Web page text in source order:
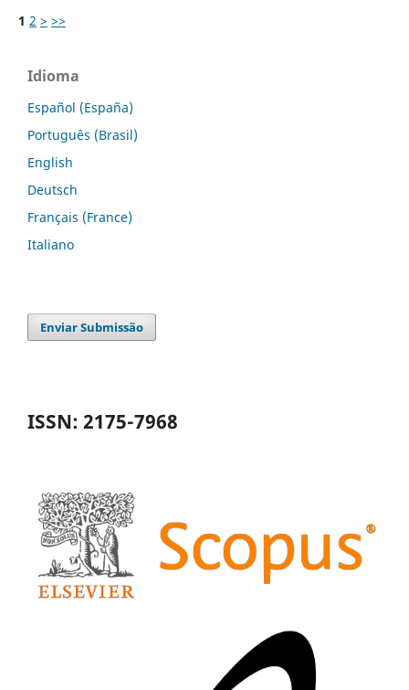
1 2 > >>
Idioma
Español (España)
Português (Brasil)
English
Deutsch
Français (France)
Italiano
Enviar Submissão
ISSN: 2175-7968